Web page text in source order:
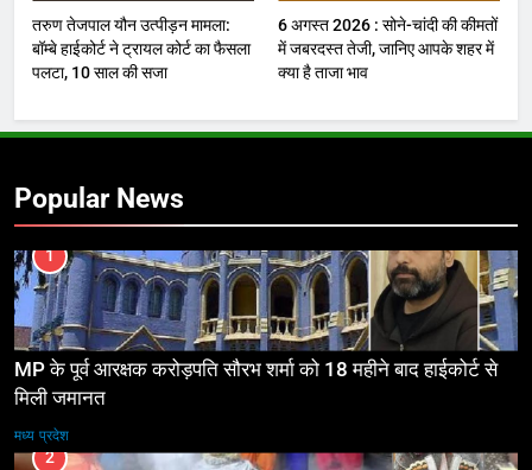
तरुण तेजपाल यौन उत्पीड़न मामला:
बॉम्बे हाईकोर्ट ने ट्रायल कोर्ट का फैसला
पलटा, 10 साल की सजा
6 अगस्त 2026 : सोने-चांदी की कीमतों
में जबरदस्त तेजी, जानिए आपके शहर में
क्या है ताजा भाव
Popular News
1
MP के पूर्व आरक्षक करोड़पति सौरभ शर्मा को 18 महीने बाद हाईकोर्ट से
मिली जमानत
मध्य प्रदेश
2